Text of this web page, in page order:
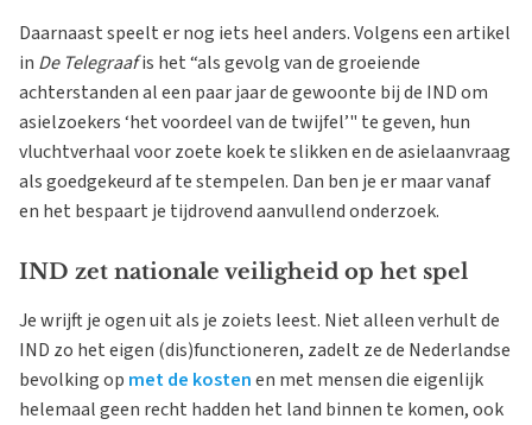
Daarnaast speelt er nog iets heel anders. Volgens een artikel
in De Telegraafis het “als gevolg van de groeiende
achterstanden al een paar jaar de gewoonte bij de IND om
asielzoekers ‘het voordeel van de twijfel’" te geven, hun
vluchtverhaal voor zoete koek te slikken en de asielaanvraag
als goedgekeurd af te stempelen. Dan ben je er maar vanaf
en het bespaart je tijdrovend aanvullend onderzoek.
IND zet nationale veiligheid op het spel
Je wrijft je ogen uit als je zoiets leest. Niet alleen verhult de
IND zo het eigen (dis)functioneren, zadelt ze de Nederlandse
bevolking op met de kostenen met mensen die eigenlijk
helemaal geen recht hadden het land binnen te komen, ook